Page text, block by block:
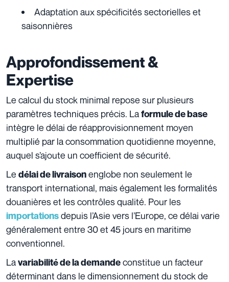
Adaptation aux spécificités sectorielles et
saisonnières
Approfondissement &
Expertise
Le calcul du stock minimal repose sur plusieurs
paramètres techniques précis. Laformule de base
intègre le délai de réapprovisionnement moyen
multiplié par la consommation quotidienne moyenne,
auquel s’ajoute un coefficient de sécurité.
Le délai de livraisonenglobe non seulement le
transport international, mais également les formalités
douanières et les contrôles qualité. Pour les
importationsdepuis l’Asie vers l’Europe, ce délai varie
généralement entre 30 et 45 jours en maritime
conventionnel.
Lavariabilité de la demandeconstitue un facteur
déterminant dans le dimensionnement du stock de